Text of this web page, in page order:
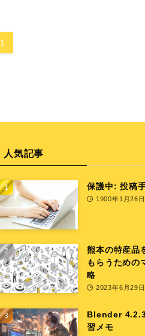
1
人気記事
保護中: 投稿
1900年1月26日
熊本の特産品
もらうための
略
2023年6月29日
Blender
習メモ